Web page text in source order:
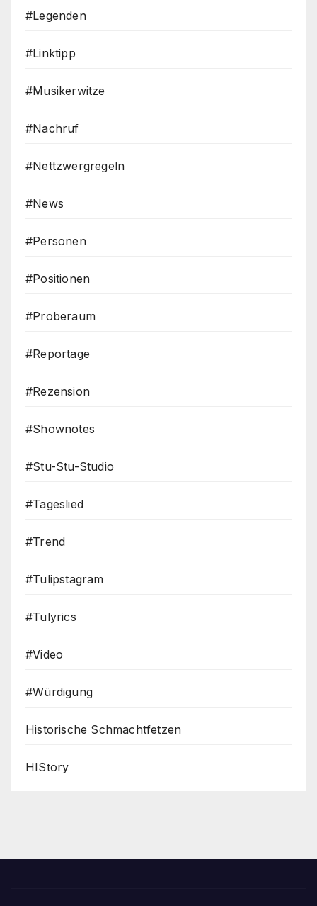
#Legenden
#Linktipp
#Musikerwitze
#Nachruf
#Nettzwergregeln
#News
#Personen
#Positionen
#Proberaum
#Reportage
#Rezension
#Shownotes
#Stu-Stu-Studio
#Tageslied
#Trend
#Tulipstagram
#Tulyrics
#Video
#Würdigung
Historische Schmachtfetzen
HIStory